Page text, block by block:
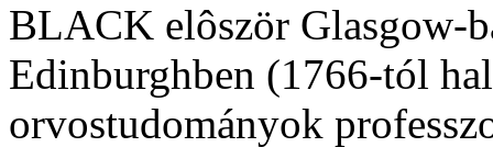
BLACK elôször Glasgow-
Edinburghben (1766-tól
orvostudományok